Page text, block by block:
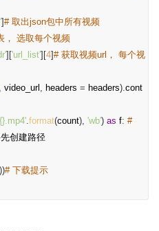
# 取出json包中所有视频
， 选取每个视频
'url_list' 4 # 获取视频url， 每个视
, video_url , headers = headers).cont
.format(count), 'wb') as f: #
创建路径
))# 下载提示